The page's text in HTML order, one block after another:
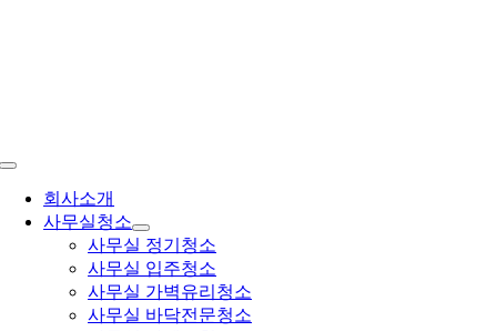
뛰
Toggle
Navigation회사소개
사무실청소
사무실 정기청소
사무실 입주청소
사무실 가벽유리청소
사무실 바닥전문청소